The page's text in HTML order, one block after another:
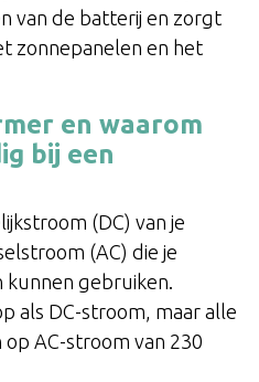
van de batterij en zorgt
zonnepanelen en het
en waarom
bij een
(DC) van je
(AC) die je
gebruiken.
als DC-stroom, maar alle
AC-stroom van 230